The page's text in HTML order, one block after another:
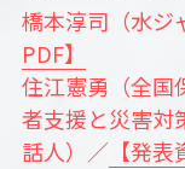
橋本淳司（水ジ
PDF】
住江憲勇（全国
者支援と災害対
話人）／ 【発表